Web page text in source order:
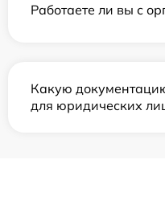
Работаете ли вы с
Какую
для юридических